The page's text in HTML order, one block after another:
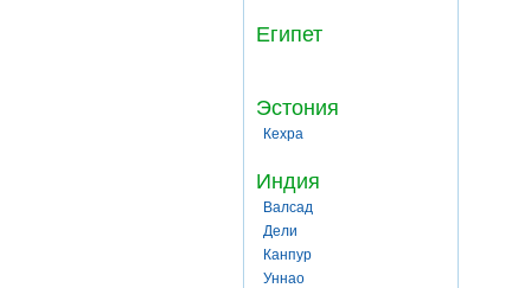
Египет
Эстония
Кехра
Индия
Валсад
Дели
Канпур
Уннао